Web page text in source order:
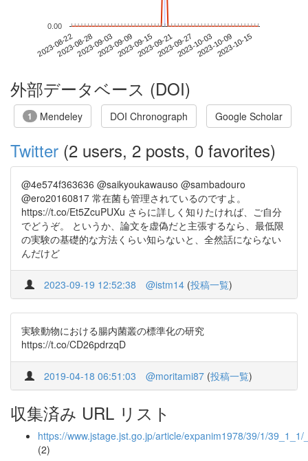
2023-08-222023-08-282023-09-032023-09-092023-09-152023-09-212023-09-272023-10-032023-10-092023-10-15
0.00
外部データベース (DOI)
1 Mendeley DOI Chronograph Google Scholar
Twitter (2 users, 2 posts, 0 favorites)
@4e574f363636 @saikyoukawauso @sambadouro
@ero20160817 常在菌も管理されているのですよ。
https://t.co/Et5ZcuPUXu さらに詳しく知りたければ、ご自分
でどうぞ。 というか、論文を虚偽だと主張するなら、最低限
の実験の基礎的な方法くらい知らないと、全然話にならない
んだけど
2023-09-19 12:52:38 @istm14 (投稿一覧)
実験動物における腸内菌叢の標準化の研究
https://t.co/CD26pdrzqD
2019-04-18 06:51:03 @moritami87 (投稿一覧)
収集済み URL リスト
https://www.jstage.jst.go.jp/article/expanim1978/39/1/39_1_1/
(2)